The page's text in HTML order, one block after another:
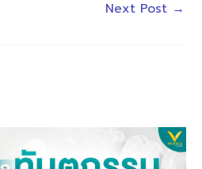
Next Post →